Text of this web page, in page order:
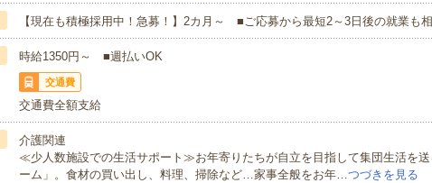
【現在も積極採用中！急募！】2カ月～ ■ご応募から最短2～3日後の就業も
時給1350円～ ■週払いOK
交通費
交通費全額支給
介護関連
≪少人数施設での生活サポート≫お年寄りたちが自立を目指して集団生活を送
ーム」。食材の買い出し、料理、掃除など…家事全般をお年…つづきを見る